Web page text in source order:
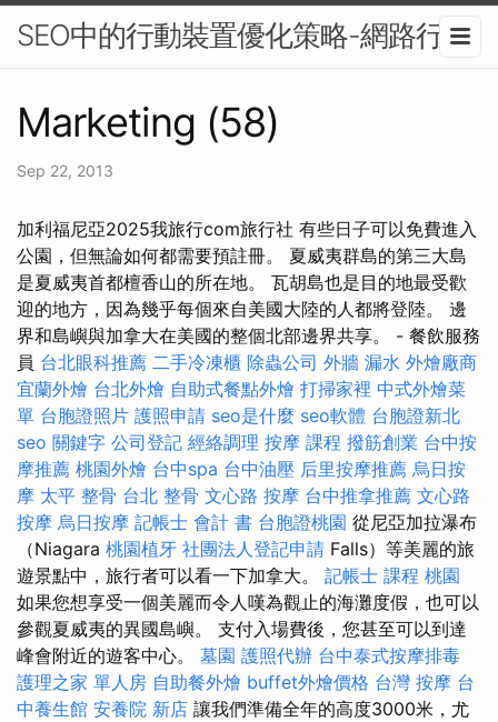
SEO中的行動裝置優化策略-網路行銷
Marketing (58)
Sep 22, 2013
加利福尼亞2025我旅行com旅行社 有些日子可以免費進入
公園，但無論如何都需要預註冊。 夏威夷群島的第三大島
是夏威夷首都檀香山的所在地。 瓦胡島也是目的地最受歡
迎的地方，因為幾乎每個來自美國大陸的人都將登陸。 邊
界和島嶼與加拿大在美國的整個北部邊界共享。 - 餐飲服務
員 台北眼科推薦 二手冷凍櫃 除蟲公司 外牆 漏水 外燴廠商
宜蘭外燴 台北外燴 自助式餐點外燴 打掃家裡 中式外燴菜
單 台胞證照片 護照申請 seo是什麼 seo軟體 台胞證新北
seo 關鍵字 公司登記 經絡調理 按摩 課程 撥筋創業 台中按
摩推薦 桃園外燴 台中spa 台中油壓 后里按摩推薦 烏日按
摩 太平 整骨 台北 整骨 文心路 按摩 台中推拿推薦 文心路
按摩 烏日按摩 記帳士 會計 書 台胞證桃園 從尼亞加拉瀑布
（Niagara 桃園植牙 社團法人登記申請 Falls）等美麗的旅
遊景點中，旅行者可以看一下加拿大。 記帳士 課程 桃園
如果您想享受一個美麗而令人嘆為觀止的海灘度假，也可以
參觀夏威夷的異國島嶼。 支付入場費後，您甚至可以到達
峰會附近的遊客中心。 墓園 護照代辦 台中泰式按摩排毒
護理之家 單人房 自助餐外燴 buffet外燴價格 台灣 按摩 台
中養生館 安養院 新店 讓我們準備全年的高度3000米，尤